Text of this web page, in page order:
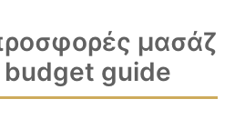
μασάζ
budget guide